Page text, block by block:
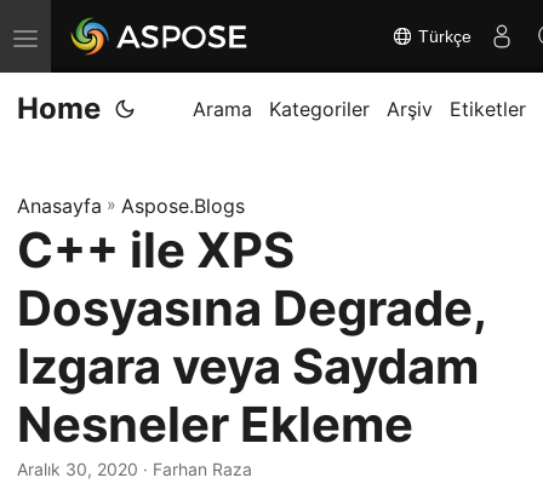
G
e
z
m
e
i
d
e
ğ
i
ş
Türkçe
Home Arama Kategoriler Arşiv Etiketler
Anasayfa » Aspose.Blogs
C++ ile XPS
Dosyasına Degrade,
Izgara veya Saydam
Nesneler Ekleme
Aralık 30, 2020 · Farhan Raza